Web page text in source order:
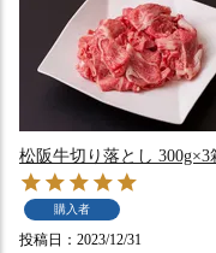
松阪牛切り落とし
購入者
投稿日 2023/12/31